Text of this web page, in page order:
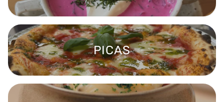
PICAS